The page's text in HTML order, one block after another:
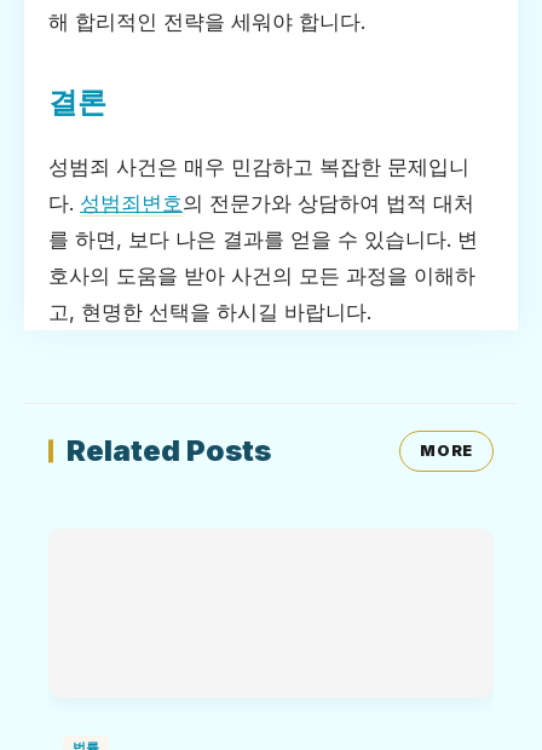
해 합리적인 전략을 세워야 합니다.
결론
성범죄 사건은 매우 민감하고 복잡한 문제입니
다. 성범죄변호의 전문가와 상담하여 법적 대처
를 하면, 보다 나은 결과를 얻을 수 있습니다. 변
호사의 도움을 받아 사건의 모든 과정을 이해하
고, 현명한 선택을 하시길 바랍니다.
Related Posts MORE